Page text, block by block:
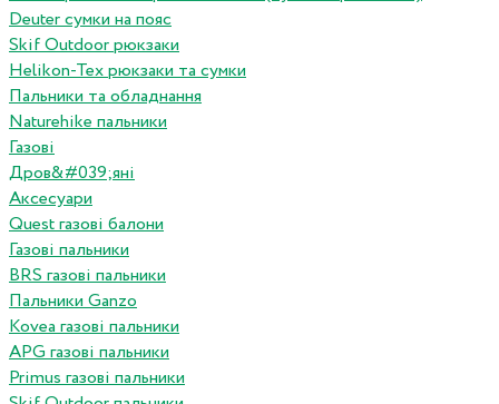
Deuter сумки на пояс
Skif Outdoor рюкзаки
Helikon-Tex рюкзаки та сумки
Пальники та обладнання
Naturehike пальники
Газові
Дров&#039;яні
Аксесуари
Quest газові балони
Газові пальники
BRS газові пальники
Пальники Ganzo
Kovea газові пальники
APG газові пальники
Primus газові пальники